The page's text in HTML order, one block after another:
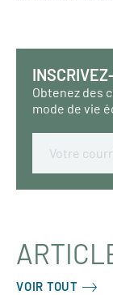
Obtenez des
mode de vie
Email
VOIR TOUT